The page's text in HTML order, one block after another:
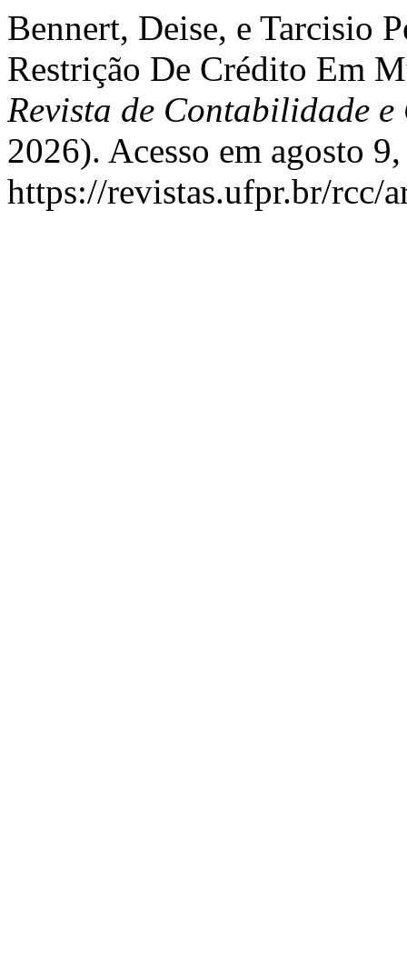
Bennert, Deise, e Tarcisio
Restrição De Crédito Em
Revista de Contabilidade
2026). Acesso em agosto
https://revistas.ufpr.br/rcc/